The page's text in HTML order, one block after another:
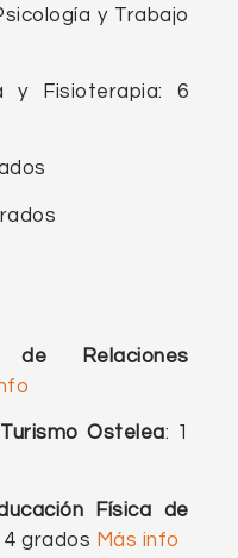
y Trabajo
y Fisioterapia: 6
de Relaciones
Ostelea: 1
Física de
4 grados Más info